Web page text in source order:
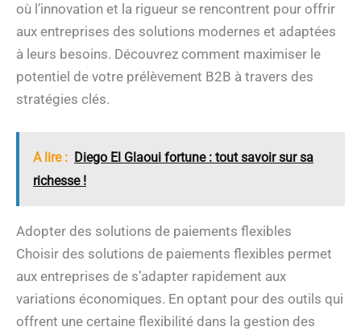
où l’innovation et la rigueur se rencontrent pour offrir
aux entreprises des solutions modernes et adaptées
à leurs besoins. Découvrez comment maximiser le
potentiel de votre prélèvement B2B à travers des
stratégies clés.
A lire : Diego El Glaoui fortune : tout savoir sur sa
richesse !
Adopter des solutions de paiements flexibles
Choisir des solutions de paiements flexibles permet
aux entreprises de s’adapter rapidement aux
variations économiques. En optant pour des outils qui
offrent une certaine flexibilité dans la gestion des